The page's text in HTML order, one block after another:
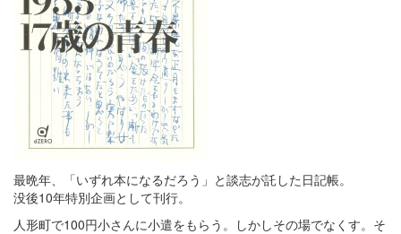
最晩年、「いずれ本になるだろう」と談志が託した日記帳。
没後10年特別企画として刊行。
人形町で100円小さんに小遣をもらう。しかしその場でなくす。そ